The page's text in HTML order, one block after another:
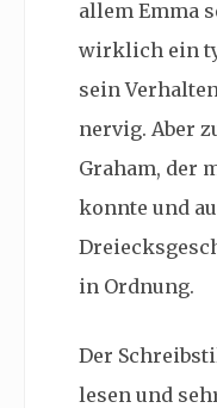
allem Emma
wirklich ein
sein
nervig. Aber
Graham, der
konnte und
in Ordnung.
Der
lesen und